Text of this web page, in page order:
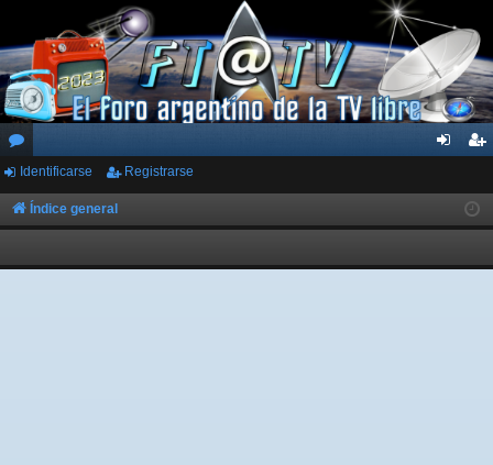
or
os
ar
ist
rs
Identificarse Registrarse
Índice general